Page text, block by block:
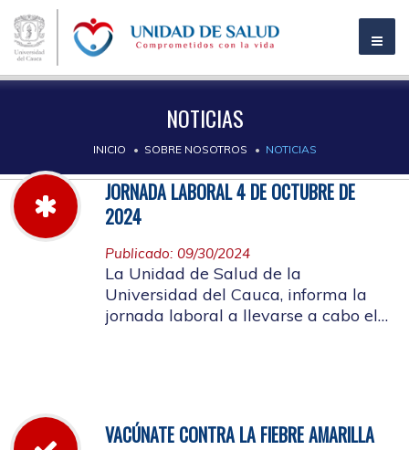
NOTICIAS
INICIO SOBRE NOSOTROS NOTICIAS
JORNADA LABORAL 4 DE OCTUBRE DE
2024
Publicado: 09/30/2024
La Unidad de Salud de la
Universidad del Cauca, informa la
jornada laboral a llevarse a cabo el
VACÚNATE CONTRA LA FIEBRE AMARILLA